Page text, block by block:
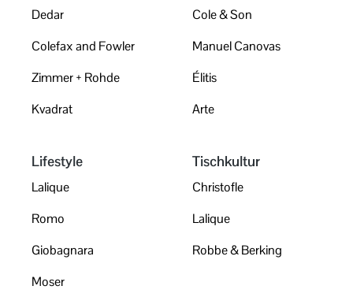
Dedar
Colefax and Fowler
Zimmer + Rohde
Kvadrat
Cole & Son
Manuel Canovas
Élitis
Arte
Lifestyle
Lalique
Romo
Giobagnara
Moser
Tischkultur
Christofle
Lalique
Robbe & Berking